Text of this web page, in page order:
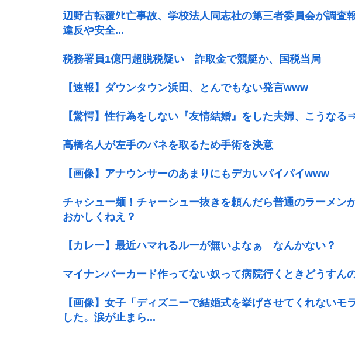
辺野古転覆ﾀﾋ亡事故、学校法人同志社の第三者委員会が調
違反や安全...
税務署員1億円超脱税疑い 詐取金で競艇か、国税当局
【速報】ダウンタウン浜田、とんでもない発言www
【驚愕】性行為をしない『友情結婚』をした夫婦、こうなる
高橋名人が左手のバネを取るため手術を決意
【画像】アナウンサーのあまりにもデカいパイパイwww
チャシュー麺！チャーシュー抜きを頼んだら普通のラーメン
おかしくねえ？
【カレー】最近ハマれるルーが無いよなぁ なんかない？
マイナンバーカード作ってない奴って病院行くときどうすん
【画像】女子「ディズニーで結婚式を挙げさせてくれないモ
した。涙が止まら...